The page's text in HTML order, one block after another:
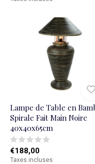
Lampe de Table en
Spirale Fait Main Noire
40x40x65cm
€188,00
Taxes incluses